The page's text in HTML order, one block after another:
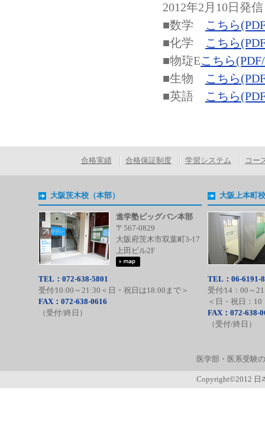
2012年2月10日発信
■数学 こちら
■化学 こちら
■物琁Eこちら
■生物 こちら
■英語 こちら
合格実績 合格保証制度 学習システム コー
大阪茨木校（本部）
進学塾ビッグバン本部
〒567-0829
大阪府茨木市双葉町3-17
上田ビル2F
TEL：072-638-5801
受付⁄10:00～21:30＜日・祝日は18:00まで＞
FAX：072-638-0616
（受付/終日）
大阪上本町校
TEL：06-6191-
受付⁄14：00～
＜日・祝日：
FAX：072-638-
（受付/終日）
医学部・医系受験
Copyright©2012 日